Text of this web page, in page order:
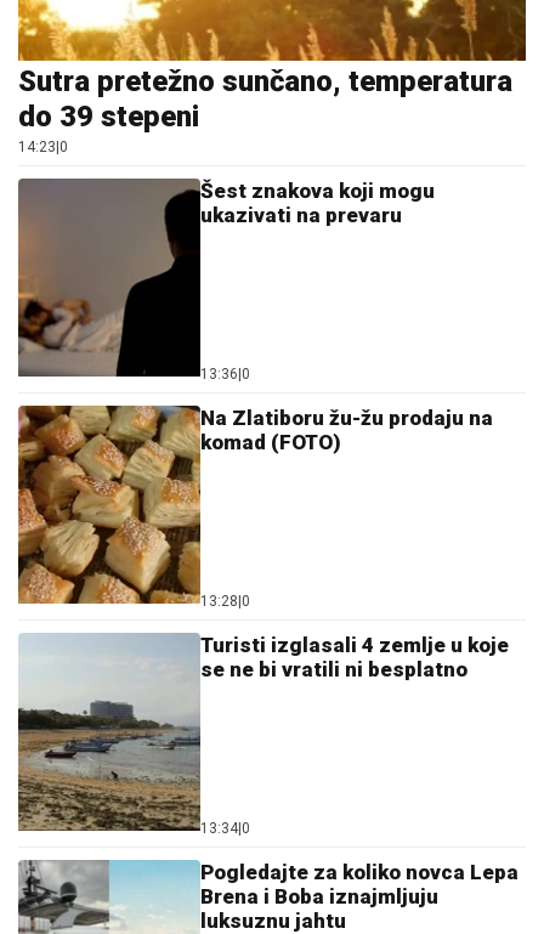
Sutra pretežno sunčano, temperatura
do 39 stepeni
14:23|0
Šest znakova koji mogu
ukazivati na prevaru
13:36|0
Na Zlatiboru žu-žu prodaju na
komad (FOTO)
13:28|0
Turisti izglasali 4 zemlje u koje
se ne bi vratili ni besplatno
13:34|0
Pogledajte za koliko novca Lepa
Brena i Boba iznajmljuju
luksuznu jahtu